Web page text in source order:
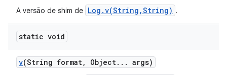
A versão de shim de Log.v(String,String) .
static void
v(String format, Object. . . args)